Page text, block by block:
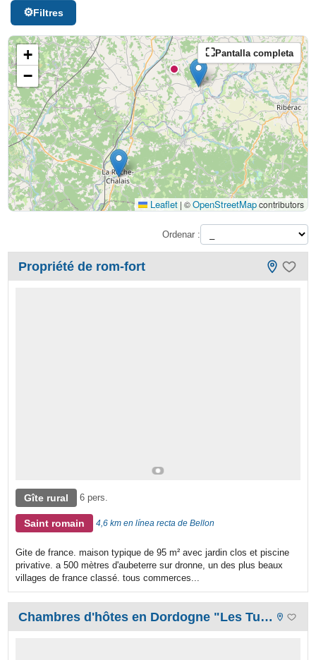
Filtres
Pantalla completa
+
−
Leaflet | ©OpenStreetMapcontributors
Ordenar :
Propriété de rom-fort
Gîte rural 6 pers.
Saint romain 4,6 km en línea recta de Bellon
Gite de france. maison typique de 95 m² avec jardin clos et piscine
privative. a 500 mètres d'aubeterre sur dronne, un des plus beaux
villages de france classé. tous commerces...
Chambres d'hôtes en Dordogne "Les Tuileries de Chanteloup"